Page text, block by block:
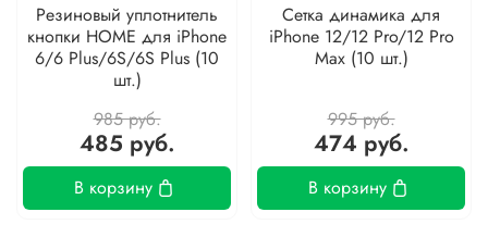
Резиновый уплотнитель
кнопки HOME для iPhone
6/6 Plus/6S/6S Plus (10
шт.)
985 руб.
485 руб.
В корзину
Сетка динамика для
iPhone 12/12 Pro/12 Pro
Max (10 шт.)
995 руб.
474 руб.
В корзину